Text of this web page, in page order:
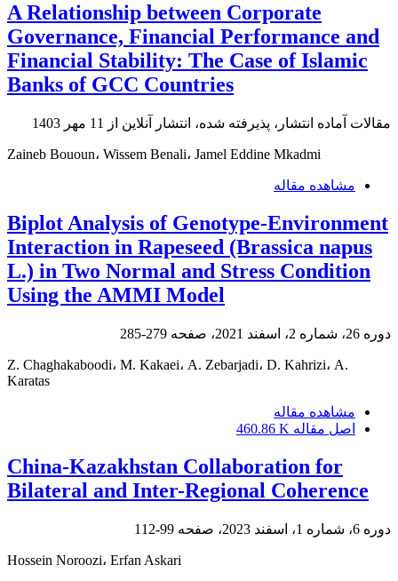
A Relationship between Corporate
Governance, Financial Performance and
Financial Stability: The Case of Islamic
Banks of GCC Countries
مقالات آماده انتشار، پذیرفته شده، انتشار آنلاین از 11 مهر 1403
Zaineb Bououn، Wissem Benali، Jamel Eddine Mkadmi
مشاهده مقاله
Biplot Analysis of Genotype-Environment
Interaction in Rapeseed (Brassica napus
L.) in Two Normal and Stress Condition
Using the AMMI Model
دوره 26، شماره 2، اسفند 2021، صفحه 279-285
Z. Chaghakaboodi، M. Kakaei، A. Zebarjadi، D. Kahrizi، A.
Karatas
مشاهده مقاله
اصل مقاله 460.86 K
China-Kazakhstan Collaboration for
Bilateral and Inter-Regional Coherence
دوره 6، شماره 1، اسفند 2023، صفحه 99-112
Hossein Noroozi، Erfan Askari